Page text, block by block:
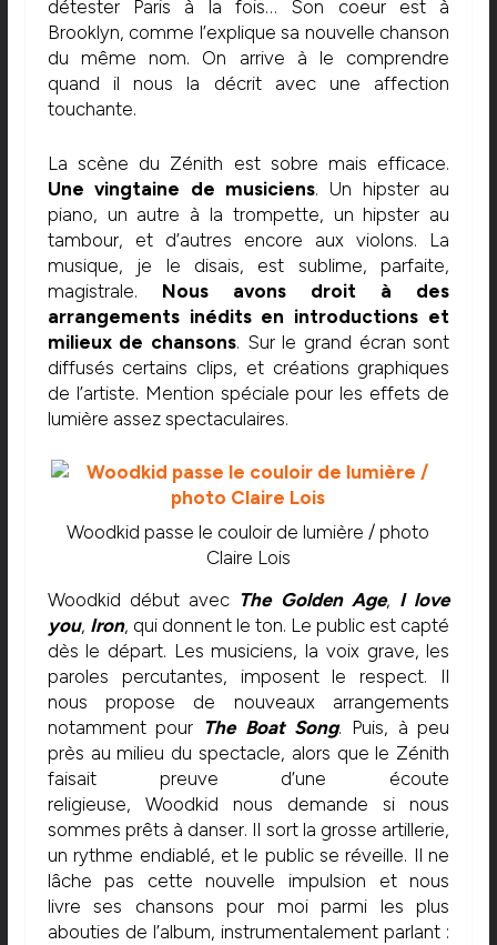
détester Paris à la fois… Son coeur est à
Brooklyn, comme l’explique sa nouvelle chanson
du même nom. On arrive à le comprendre
quand il nous la décrit avec une affection
touchante.
La scène du Zénith est sobre mais efficace.
Une vingtaine de musiciens. Un hipster au
piano, un autre à la trompette, un hipster au
tambour, et d’autres encore aux violons. La
musique, je le disais, est sublime, parfaite,
magistrale. Nous avons droit à des
arrangements inédits en introductions et
milieux de chansons. Sur le grand écran sont
diffusés certains clips, et créations graphiques
de l’artiste. Mention spéciale pour les effets de
lumière assez spectaculaires.
Woodkid passe le couloir de lumière / photo
Claire Lois
Woodkid début avec The Golden Age, I love
you, Iron, qui donnent le ton. Le public est capté
dès le départ. Les musiciens, la voix grave, les
paroles percutantes, imposent le respect. Il
nous propose de nouveaux arrangements
notamment pour The Boat Song. Puis, à peu
près au milieu du spectacle, alors que le Zénith
faisait preuve d’une écoute
religieuse, Woodkid nous demande si nous
sommes prêts à danser. Il sort la grosse artillerie,
un rythme endiablé, et le public se réveille. Il ne
lâche pas cette nouvelle impulsion et nous
livre ses chansons pour moi parmi les plus
abouties de l’album, instrumentalement parlant :